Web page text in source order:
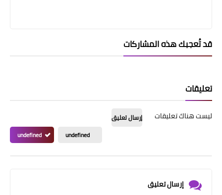
قد تُعجبك هذه المشاركات
تعليقات
ليست هناك تعليقات
إرسال تعليق
undefined
undefined
إرسال تعليق